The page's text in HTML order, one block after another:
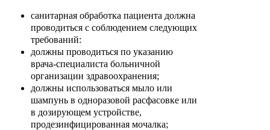
санитарная обработка пациента должна
проводиться с соблюдением следующих
требований:
должны проводиться по указанию
врача-специалиста больничной
организации здравоохранения;
должны использоваться мыло или
шампунь в одноразовой расфасовке или
в дозирующем устройстве,
продезинфицированная мочалка;